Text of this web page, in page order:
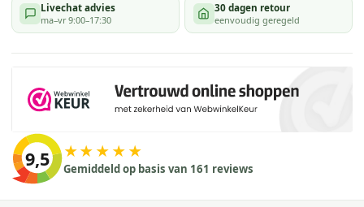
Livechat advies
ma–vr 9:00–17:30
30 dagen retour
eenvoudig geregeld
9,5 ★★★★★
Gemiddeld op basis van 161 reviews